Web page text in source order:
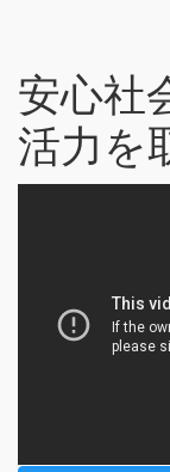
安心社
活力を